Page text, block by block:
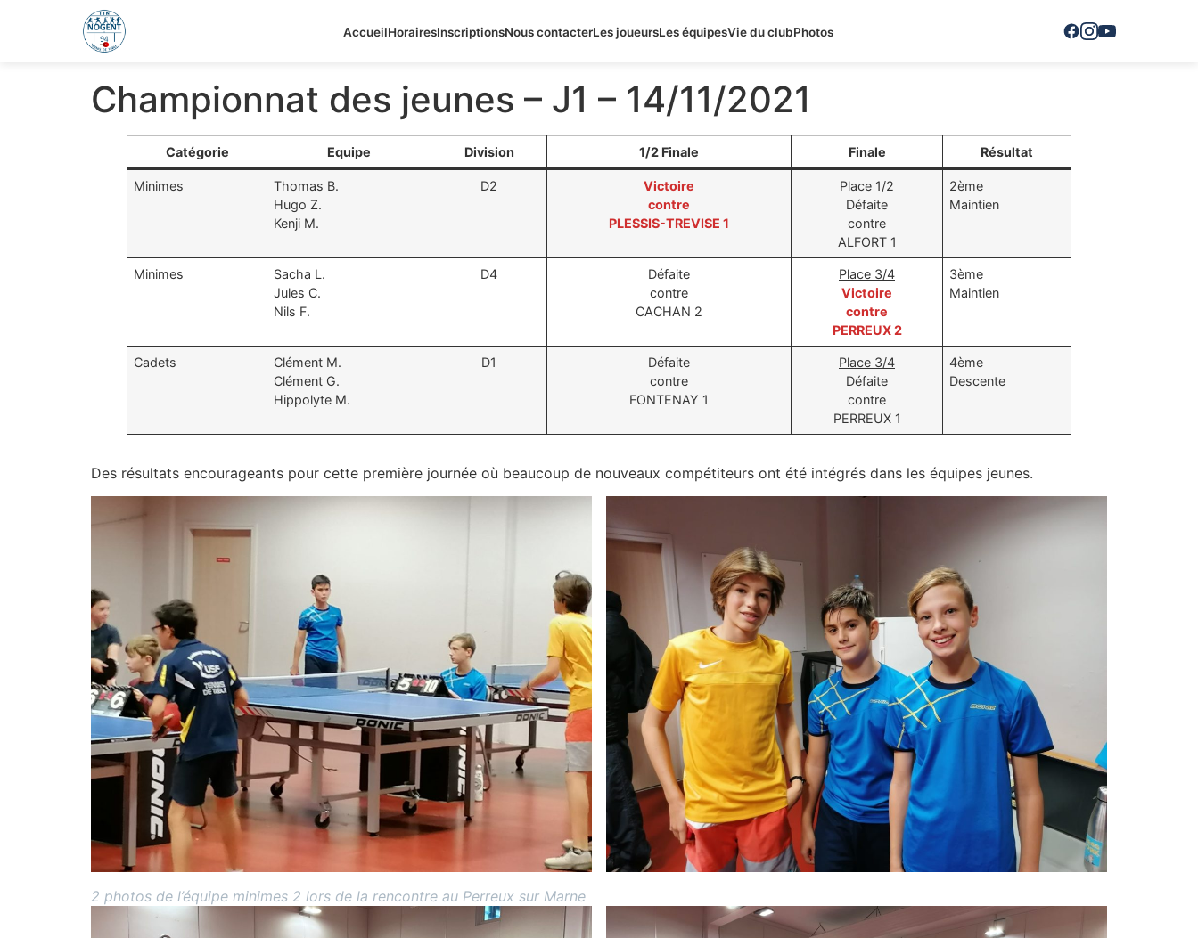
AccueilHorairesInscriptionsNous contacterLes joueursLes équipesVie du clubPhotos
Championnat des jeunes – J1 – 14/11/2021
Catégorie Equipe Division 1/2 Finale Finale Résultat
Minimes
Thomas B.
Hugo Z.
Kenji M.
D2
Victoire
contre
PLESSIS-TREVISE 1
Place 1/2
Défaite
contre
ALFORT 1
2ème
Maintien
Minimes
Sacha L.
Jules C.
Nils F.
D4
Défaite
contre
CACHAN 2
Place 3/4
Victoire
contre
PERREUX 2
3ème
Maintien
Cadets
Clément M.
Clément G.
Hippolyte M.
D1
Défaite
contre
FONTENAY 1
Place 3/4
Défaite
contre
PERREUX 1
4ème
Descente
Des résultats encourageants pour cette première journée où beaucoup de nouveaux compétiteurs ont été intégrés dans les équipes jeunes.
2 photos de l’équipe minimes 2 lors de la rencontre au Perreux sur Marne